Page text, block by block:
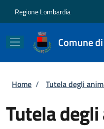
Regione Lombardia
Comune
Briciole di
Home / Tutela degli
Tutela